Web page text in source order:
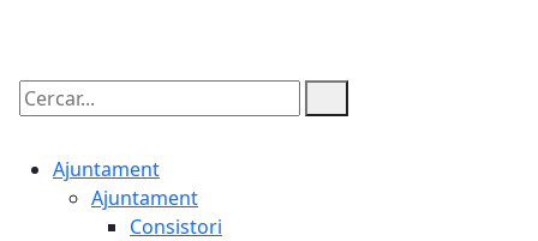
Cercar:
Ajuntament
Ajuntament
Consistori